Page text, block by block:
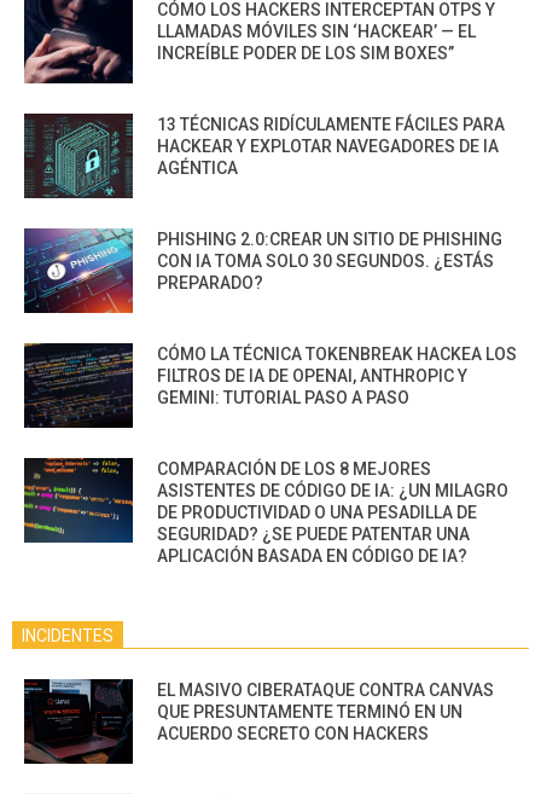
CÓMO LOS HACKERS INTERCEPTAN OTPS Y
LLAMADAS MÓVILES SIN ‘HACKEAR’ — EL
INCREÍBLE PODER DE LOS SIM BOXES”
13 TÉCNICAS RIDÍCULAMENTE FÁCILES PARA
HACKEAR Y EXPLOTAR NAVEGADORES DE IA
AGÉNTICA
PHISHING 2.0:CREAR UN SITIO DE PHISHING
CON IA TOMA SOLO 30 SEGUNDOS. ¿ESTÁS
PREPARADO?
CÓMO LA TÉCNICA TOKENBREAK HACKEA LOS
FILTROS DE IA DE OPENAI, ANTHROPIC Y
GEMINI: TUTORIAL PASO A PASO
COMPARACIÓN DE LOS 8 MEJORES
ASISTENTES DE CÓDIGO DE IA: ¿UN MILAGRO
DE PRODUCTIVIDAD O UNA PESADILLA DE
SEGURIDAD? ¿SE PUEDE PATENTAR UNA
APLICACIÓN BASADA EN CÓDIGO DE IA?
INCIDENTES
EL MASIVO CIBERATAQUE CONTRA CANVAS
QUE PRESUNTAMENTE TERMINÓ EN UN
ACUERDO SECRETO CON HACKERS